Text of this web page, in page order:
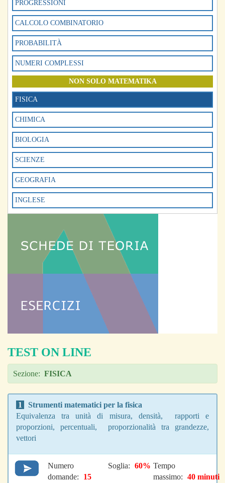
PROGRESSIONI
CALCOLO COMBINATORIO
PROBABILITÀ
NUMERI COMPLESSI
NON SOLO MATEMATIKA
FISICA
CHIMICA
BIOLOGIA
SCIENZE
GEOGRAFIA
INGLESE
TEST ON LINE
Sezione: FISICA
1
Strumenti matematici per la fisica
Equivalenza tra unità di misura, densità, rapporti e
proporzioni, percentuali, proporzionalità tra grandezze,
vettori
Numero
domande:
15
Soglia: 60% Tempo
massimo: 40 minuti